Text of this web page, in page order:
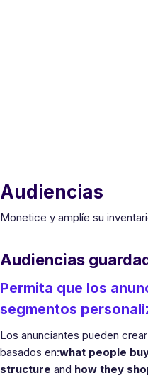
Audiencias
Monetice y amplíe su
Audiencias
Permita que los
segmentos
Los anunciantes pueden
basados en:what people
structure and how they